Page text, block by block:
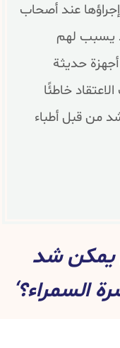
عند أصحاب
يسبب لهم
حديثة
خاطئًا
من قبل أطباء
يمكن شد
السمراء؟‘